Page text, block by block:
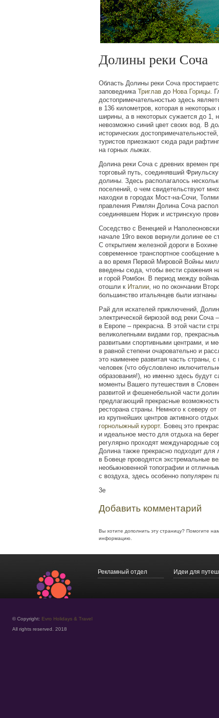
Долины реки Соча
Область Долины реки Соча
заповедника Триглав до Нова Горицы.
достопримечательностью здесь
в 136 километров, которая в
ширины, а в некоторых сужается до 1,
невозможно синий цвет своих вод. В
исторических
туристов приезжают сюда ради
на горных лыжах.
Долина реки Соча c древних времен
торговый путь, соединявший
долины. Здесь располагалось
поселений, о чем свидетельствуют
находки в городах Мост-на-Сочи,
правления Римлян Долина Соча
соединявшем Норик и истринскую
Соседство с Венецией и
начале 19го веков вернули долине ее
С открытием железной дороги в
современное транспортное сообщение
а во время Первой Мировой Войны
введены сюда, чтобы вести сражения
и горой Ромбон. В период между
отошли к Италии, но по окончании
большинство итальянцев были изгнаны
Рай для искателей приключений,
электрической бирюзой вод реки Соча
в Европе – прекрасна. В этой части
великолепными видами гор,
развитыми спортивными центрами, и
в равной степени очаровательно и
это наименее развитая часть страны,
человек (что обусловлено
образования!), но именно здесь будут
моменты Вашего путешествия в
развитой и фешенебельной части
предлагающий прекрасные
ресторана страны. Немного к северу
из крупнейших центров активного
горнолыжный курорт. Бовец это
и идеальное место для отдыха на
регулярно проходят международные
Долина также прекрасно подходит для
в Бовеце проводятся экстремальные
необыкновенной топографии и
с воздуха, здесь особенно популярен
3e
Добавить комментарий
Вы хотите дополнить эту страницу? Помогите
информацию.
Рекламный отдел Идеи для
© Copyright: Evro Holidays & Travel
All rights reserved. 2018